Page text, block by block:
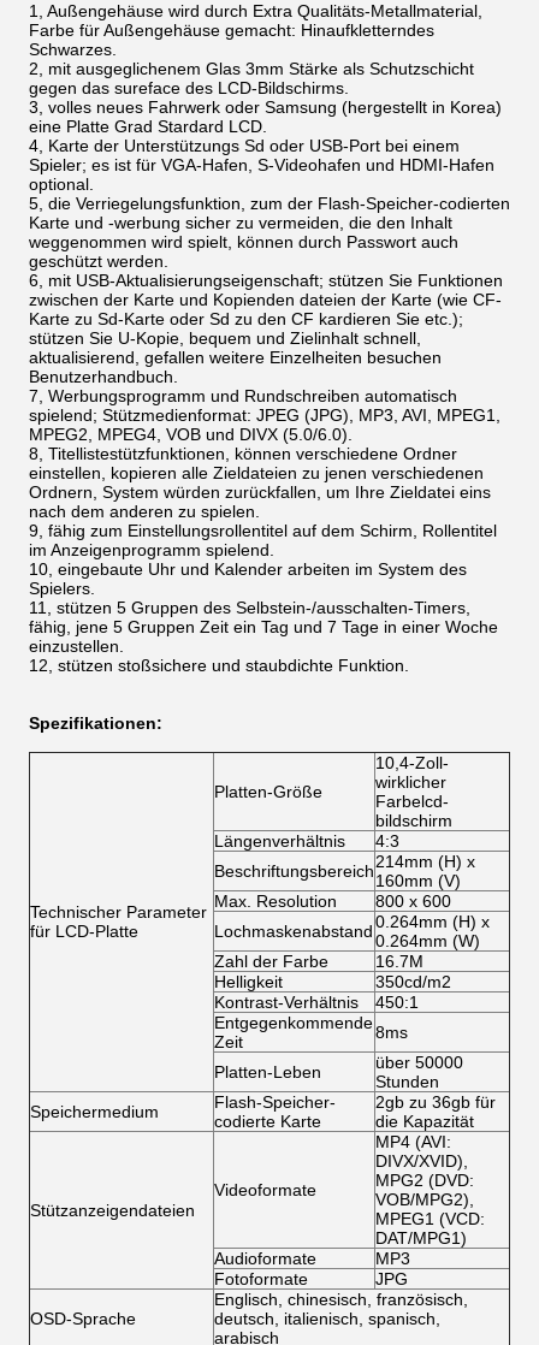
1, Außengehäuse wird durch Extra Qualitäts-Metallmaterial,
Farbe für Außengehäuse gemacht: Hinaufkletterndes
Schwarzes.
2, mit ausgeglichenem Glas 3mm Stärke als Schutzschicht
gegen das sureface des LCD-Bildschirms.
3, volles neues Fahrwerk oder Samsung (hergestellt in Korea)
eine Platte Grad Stardard LCD.
4, Karte der Unterstützungs Sd oder USB-Port bei einem
Spieler; es ist für VGA-Hafen, S-Videohafen und HDMI-Hafen
optional.
5, die Verriegelungsfunktion, zum der Flash-Speicher-codierten
Karte und -werbung sicher zu vermeiden, die den Inhalt
weggenommen wird spielt, können durch Passwort auch
geschützt werden.
6, mit USB-Aktualisierungseigenschaft; stützen Sie Funktionen
zwischen der Karte und Kopienden dateien der Karte (wie CF-
Karte zu Sd-Karte oder Sd zu den CF kardieren Sie etc.);
stützen Sie U-Kopie, bequem und Zielinhalt schnell,
aktualisierend, gefallen weitere Einzelheiten besuchen
Benutzerhandbuch.
7, Werbungsprogramm und Rundschreiben automatisch
spielend; Stützmedienformat: JPEG (JPG), MP3, AVI, MPEG1,
MPEG2, MPEG4, VOB und DIVX (5.0/6.0).
8, Titellistestützfunktionen, können verschiedene Ordner
einstellen, kopieren alle Zieldateien zu jenen verschiedenen
Ordnern, System würden zurückfallen, um Ihre Zieldatei eins
nach dem anderen zu spielen.
9, fähig zum Einstellungsrollentitel auf dem Schirm, Rollentitel
im Anzeigenprogramm spielend.
10, eingebaute Uhr und Kalender arbeiten im System des
Spielers.
11, stützen 5 Gruppen des Selbstein-/ausschalten-Timers,
fähig, jene 5 Gruppen Zeit ein Tag und 7 Tage in einer Woche
einzustellen.
12, stützen stoßsichere und staubdichte Funktion.
Spezifikationen:
Technischer Parameter
für LCD-Platte
Platten-Größe
10,4-Zoll-
wirklicher
Farbelcd-
bildschirm
Längenverhältnis
4:3
Beschriftungsbereich214mm (H) x
160mm (V)
Max. Resolution
800 x 600
Lochmaskenabstand0.264mm (H) x
0.264mm (W)
Zahl der Farbe
16.7M
Helligkeit
350cd/m2
Kontrast-Verhältnis
450:1
Entgegenkommende
Zeit
8ms
Platten-Leben
über 50000
Stunden
Speichermedium
Flash-Speicher-
codierte Karte
2gb zu 36gb für
die Kapazität
Stützanzeigendateien
Videoformate
MP4 (AVI:
DIVX/XVID),
MPG2 (DVD:
VOB/MPG2),
MPEG1 (VCD:
DAT/MPG1)
Audioformate
MP3
Fotoformate
JPG
OSD-Sprache
Englisch, chinesisch, französisch,
deutsch, italienisch, spanisch,
arabisch